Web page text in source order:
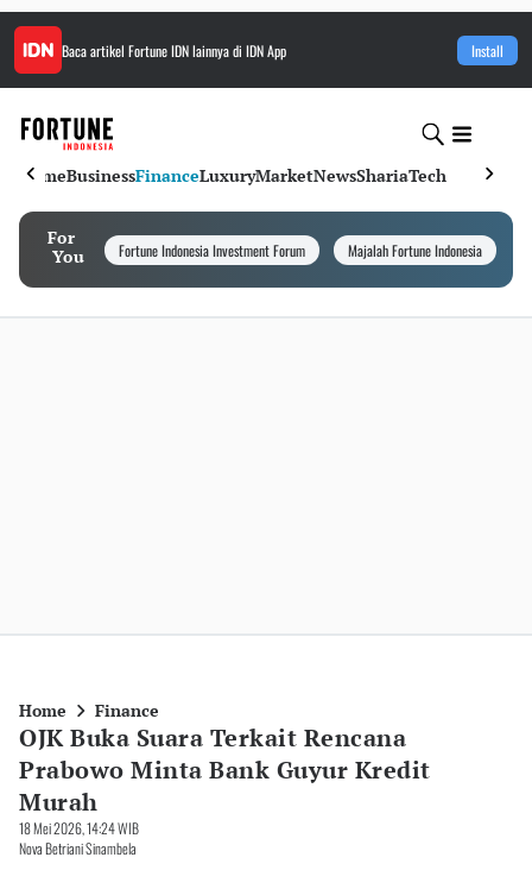
Baca artikel Fortune IDNlainnya di IDN App Install
HomeBusinessFinanceLuxuryMarketNewsShariaTech
For
You
Fortune Indonesia Investment Forum Majalah Fortune Indonesia
Home Finance
OJK Buka Suara Terkait Rencana
Prabowo Minta Bank Guyur Kredit
Murah
18 Mei 2026, 14:24 WIB
Nova Betriani Sinambela